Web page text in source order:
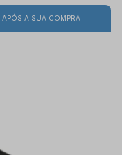
APÓS A SUA COMPRA